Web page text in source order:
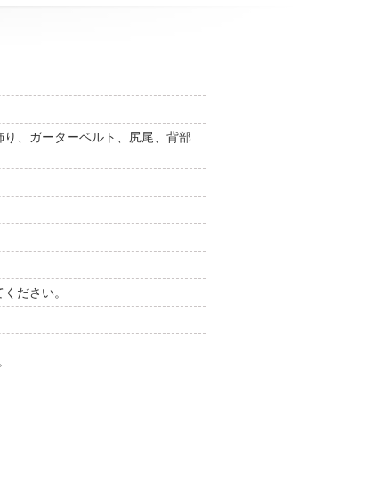
、ガーターベルト、尻尾、背部
ださい。